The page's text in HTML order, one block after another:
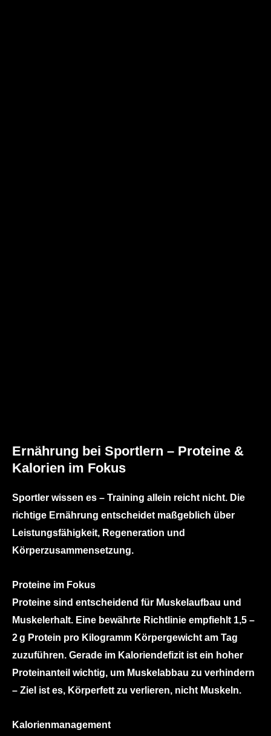
Ernährung bei Sportlern – Proteine &
Kalorien im Fokus
Sportler wissen es – Training allein reicht nicht. Die
richtige Ernährung entscheidet maßgeblich über
Leistungsfähigkeit, Regeneration und
Körperzusammensetzung.
Proteine im Fokus
Proteine sind entscheidend für Muskelaufbau und
Muskelerhalt. Eine bewährte Richtlinie empfiehlt 1,5 –
2 g Protein pro Kilogramm Körpergewicht am Tag
zuzuführen. Gerade im Kaloriendefizit ist ein hoher
Proteinanteil wichtig, um Muskelabbau zu verhindern
– Ziel ist es, Körperfett zu verlieren, nicht Muskeln.
Kalorienmanagement